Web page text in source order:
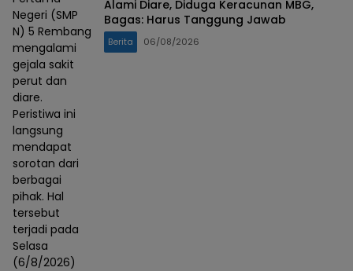
Negeri (SMP
N) 5 Rembang
mengalami
gejala sakit
perut dan
diare.
Peristiwa ini
langsung
mendapat
sorotan dari
berbagai
pihak. Hal
tersebut
terjadi pada
Selasa
(6/8/2026)
Alami Diare, Diduga Keracunan MBG,
Bagas: Harus Tanggung Jawab
Berita 06/08/2026